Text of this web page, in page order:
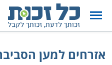
אזרחים למען